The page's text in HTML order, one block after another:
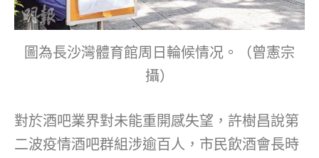
圖為長沙灣體育館周日輪候情况。（曾憲宗
攝）
對於酒吧業界對未能重開感失望，許樹昌說第
二波疫情酒吧群組涉逾百人，市民飲酒會長時